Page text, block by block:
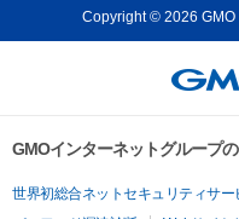
Copyright © 2026 GMO
GMOインターネットグループ
世界初総合ネットセキュリティサー